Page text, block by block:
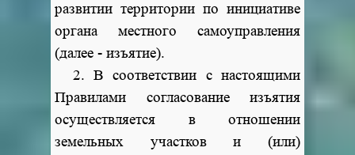
развитии территории по инициативе
органа местного самоуправления
(далее - изъятие).
2. В соответствии с настоящими
Правилами согласование изъятия
осуществляется в отношении
земельных участков и (или)